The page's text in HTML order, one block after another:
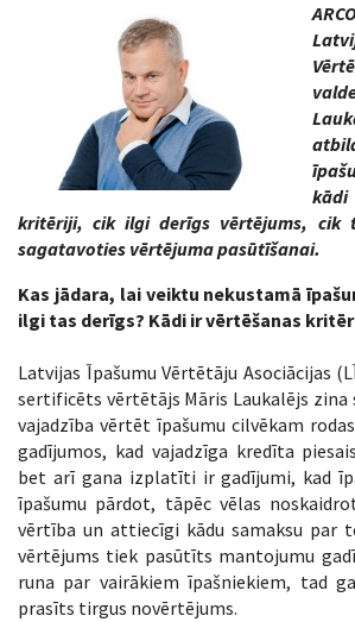
kritēriji, cik ilgi derīgs vērtējums, cik
sagatavoties vērtējuma pasūtīšanai.
Kas jādara, lai veiktu nekustamā
ilgi tas derīgs? Kādi ir vērtēšanas
Latvijas Īpašumu Vērtētāju Asociācijas
sertificēts vērtētājs Māris Laukalējs
vajadzība vērtēt īpašumu cilvēkam
gadījumos, kad vajadzīga kredīta
bet arī gana izplatīti ir gadījumi, kad
īpašumu pārdot, tāpēc vēlas
vērtība un attiecīgi kādu samaksu par
vērtējums tiek pasūtīts mantojumu
runa par vairākiem īpašniekiem, tad
prasīts tirgus novērtējums.